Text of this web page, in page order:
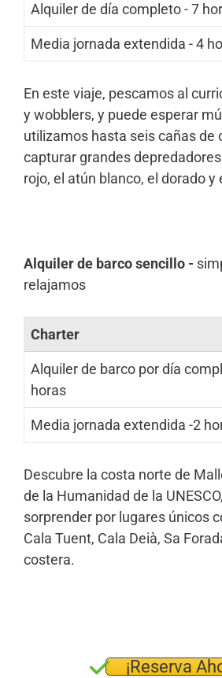
Alquiler de día completo - 7
Media jornada extendida - 4
En este viaje, pescamos al
y wobblers, y puede esperar
utilizamos hasta seis cañas de
capturar grandes
rojo, el atún blanco, el dorado y
Alquiler de barco sencillo -
relajamos
Charter
Alquiler de barco por día
horas
Media jornada extendida -2
Descubre la costa norte de
de la Humanidad de la
sorprender por lugares únicos
Cala Tuent, Cala Deià, Sa
costera.
¡Reserva